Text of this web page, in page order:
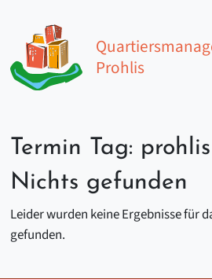
Hauptnavigation
Prohlis
Termin Tag: prohlis
Nichts gefunden
Leider wurden keine Ergebnisse für
gefunden.